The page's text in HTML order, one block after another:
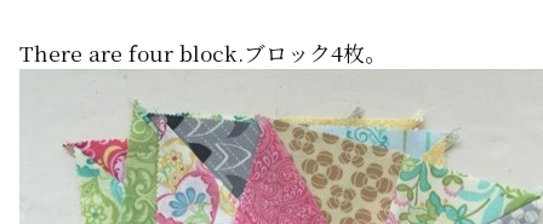
There are four block.ブロック4枚。